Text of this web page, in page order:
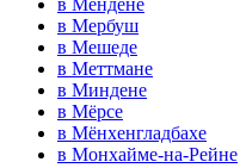
в Мендене
в Мербуш
в Мешеде
в Меттмане
в Миндене
в Мёрсе
в Мёнхенгладбахе
в Монхайме-на-Рейне